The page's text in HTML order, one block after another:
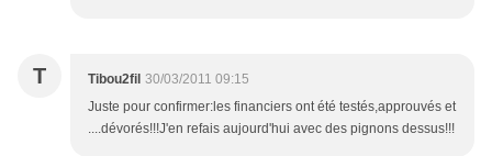
T Tibou2fil 30/03/2011 09:15
Juste pour confirmer:les financiers ont été testés,approuvés et
....dévorés!!!J'en refais aujourd'hui avec des pignons dessus!!!